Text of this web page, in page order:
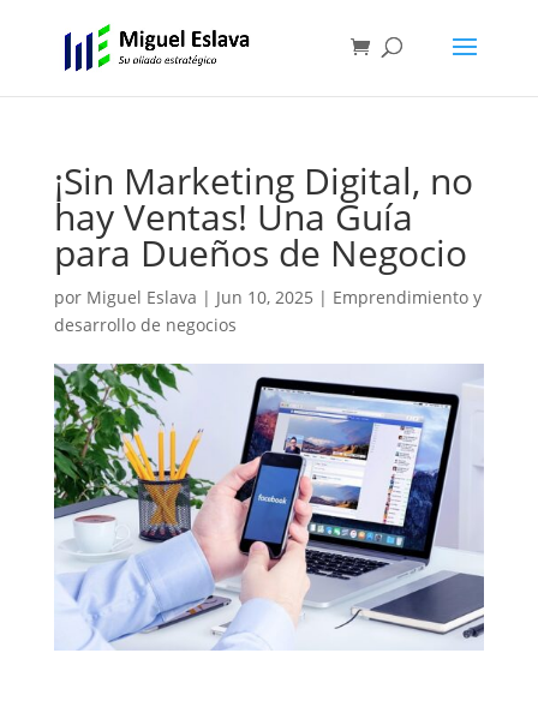
¡Sin Marketing Digital, no
hay Ventas! Una Guía
para Dueños de Negocio
por Miguel Eslava | Jun 10, 2025 | Emprendimiento y
desarrollo de negocios